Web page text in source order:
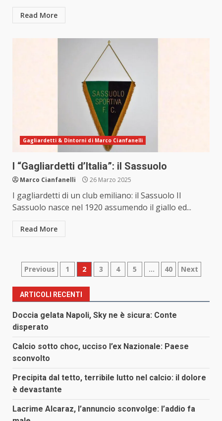
Read More
Gagliardetti & Dintorni di Marco Cianfanelli
I “Gagliardetti d’Italia”: il Sassuolo
Marco Cianfanelli 26 Marzo 2025
I gagliardetti di un club emiliano: il Sassuolo Il
Sassuolo nasce nel 1920 assumendo il giallo ed...
Read More
Paginazione
degli
articoli
Previous 1 2 3 4 5 … 40 Next
ARTICOLI RECENTI
Doccia gelata Napoli, Sky ne è sicura: Conte
disperato
Calcio sotto choc, ucciso l’ex Nazionale: Paese
sconvolto
Precipita dal tetto, terribile lutto nel calcio: il dolore
è devastante
Lacrime Alcaraz, l’annuncio sconvolge: l’addio fa